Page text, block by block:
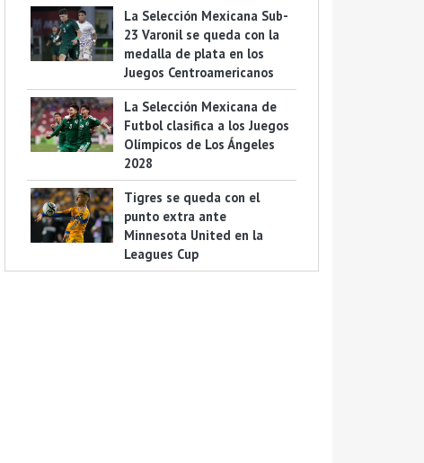
La Selección Mexicana Sub-
23 Varonil se queda con la
medalla de plata en los
Juegos Centroamericanos
La Selección Mexicana de
Futbol clasifica a los Juegos
Olímpicos de Los Ángeles
2028
Tigres se queda con el
punto extra ante
Minnesota United en la
Leagues Cup